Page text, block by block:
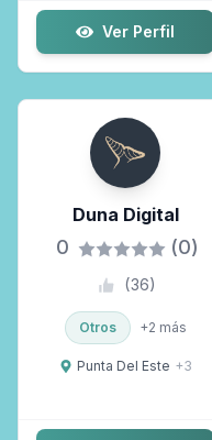
Ver Perfil
Duna Digital
0 (0)
(36)
Otros +2 más
Punta Del Este +3